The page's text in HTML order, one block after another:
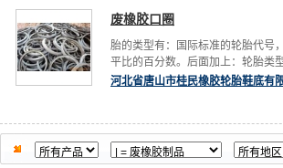
废橡胶口圈
胎的类型有：国际标准的轮胎代号
平比的百分数。后面加上：轮胎类
河北省唐山市桂民橡胶轮胎鞋底有